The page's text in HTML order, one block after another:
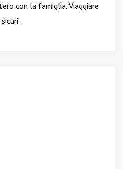
con la famiglia. Viaggiare
sicuri.